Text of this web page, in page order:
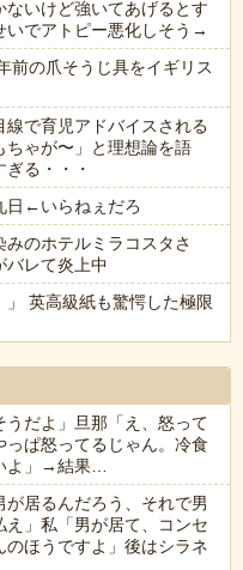
いけど強いてあげるとす
いでアトピー悪化しそう→
前の爪そうじ具をイギリス
で育児アドバイスされる
ちゃが〜」と理想論を語
る・・・
日←いらねぇだろ
みのホテルミラコスタさ
レて炎上中
英高級紙も驚愕した極限
だよ」旦那「え、怒って
ぱ怒ってるじゃん。冷食
よ」→結果…
居るんだろう、それで男
」私「男が居て、コンセ
ほうですよ」後はシラネ